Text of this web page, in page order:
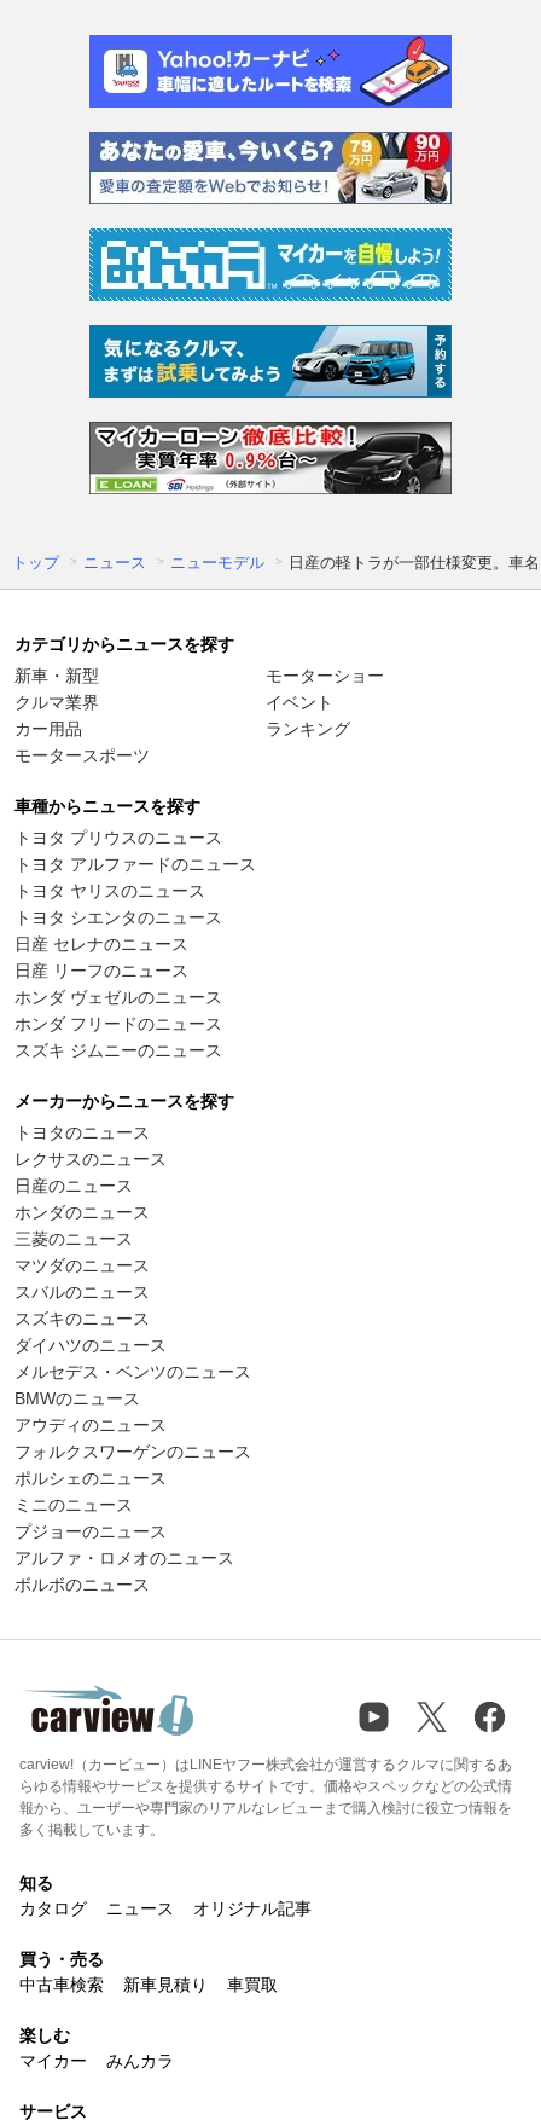
トップ ニュース ニューモデル 日産の軽トラが一部仕様変更。車
カテゴリからニュースを探す
新車・新型
クルマ業界
カー用品
モータースポーツ
モーターショー
イベント
ランキング
車種からニュースを探す
トヨタ プリウスのニュース
トヨタ アルファードのニュース
トヨタ ヤリスのニュース
トヨタ シエンタのニュース
日産 セレナのニュース
日産 リーフのニュース
ホンダ ヴェゼルのニュース
ホンダ フリードのニュース
スズキ ジムニーのニュース
メーカーからニュースを探す
トヨタのニュース
レクサスのニュース
日産のニュース
ホンダのニュース
三菱のニュース
マツダのニュース
スバルのニュース
スズキのニュース
ダイハツのニュース
メルセデス・ベンツのニュース
BMWのニュース
アウディのニュース
フォルクスワーゲンのニュース
ポルシェのニュース
ミニのニュース
プジョーのニュース
アルファ・ロメオのニュース
ボルボのニュース
carview!（カービュー）はLINEヤフー株式会社が運営するクルマに関するあ
らゆる情報やサービスを提供するサイトです。価格やスペックなどの公式情
報から、ユーザーや専門家のリアルなレビューまで購入検討に役立つ情報を
多く掲載しています。
知る
カタログ
ニュース オリジナル記事
買う・売る
中古車検索
新車見積り 車買取
楽しむ
マイカー
みんカラ
サービス